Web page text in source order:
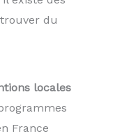
du
locales
France